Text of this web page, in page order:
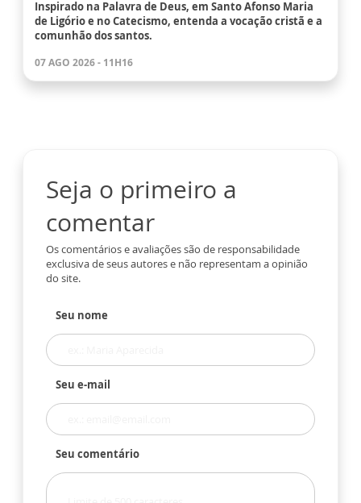
Inspirado na Palavra de Deus, em Santo Afonso Maria
de Ligório e no Catecismo, entenda a vocação cristã e a
comunhão dos santos.
07 AGO 2026 - 11H16
Seja o primeiro a
comentar
Os comentários e avaliações são de responsabilidade
exclusiva de seus autores e não representam a opinião
do site.
Seu nome
Seu e-mail
Seu comentário